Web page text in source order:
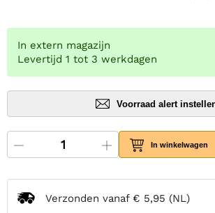
In extern magazijn
Levertijd 1 tot 3 werkdagen
Voorraad alert
In winkelwagen
Verzonden vanaf € 5,95 (NL)